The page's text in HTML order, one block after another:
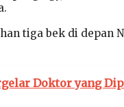
tiga bek di depan
Doktor yang